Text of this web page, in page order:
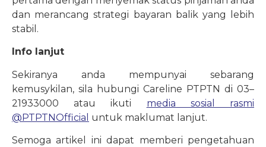
dan merancang strategi bayaran balik yang lebih
stabil.
Info lanjut
Sekiranya anda mempunyai sebarang
kemusykilan, sila hubungi Careline PTPTN di 03–
21933000 atau ikuti media sosial rasmi
@PTPTNOfficial untuk maklumat lanjut.
Semoga artikel ini dapat memberi pengetahuan